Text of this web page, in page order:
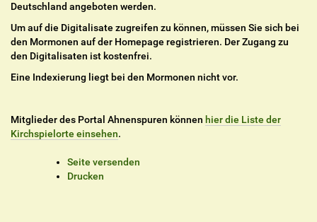
Deutschland angeboten werden.
Um auf die Digitalisate zugreifen zu können, müssen Sie sich bei
den Mormonen auf der Homepage registrieren. Der Zugang zu
den Digitalisaten ist kostenfrei.
Eine Indexierung liegt bei den Mormonen nicht vor.
Mitglieder des Portal Ahnenspuren können hier die Liste der
Kirchspielorte einsehen.
Seite versenden
Drucken